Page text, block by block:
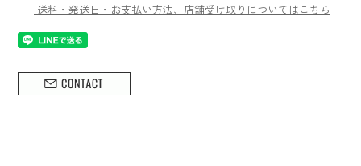
送料・発送日・お支払い方法、店舗受け取りについてはこちら